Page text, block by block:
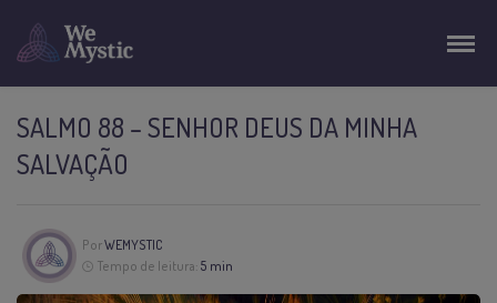
SALMO 88 – SENHOR DEUS DA MINHA
SALVAÇÃO
PorWEMYSTIC
Tempo de leitura: 5 min